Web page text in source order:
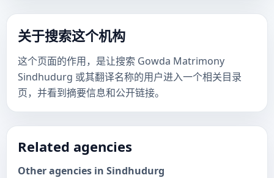
关于搜索这个机构
这个页面的作用，是让搜索 Gowda Matrimony
Sindhudurg 或其翻译名称的用户进入一个相关目录
页，并看到摘要信息和公开链接。
Related agencies
Other agencies in Sindhudurg